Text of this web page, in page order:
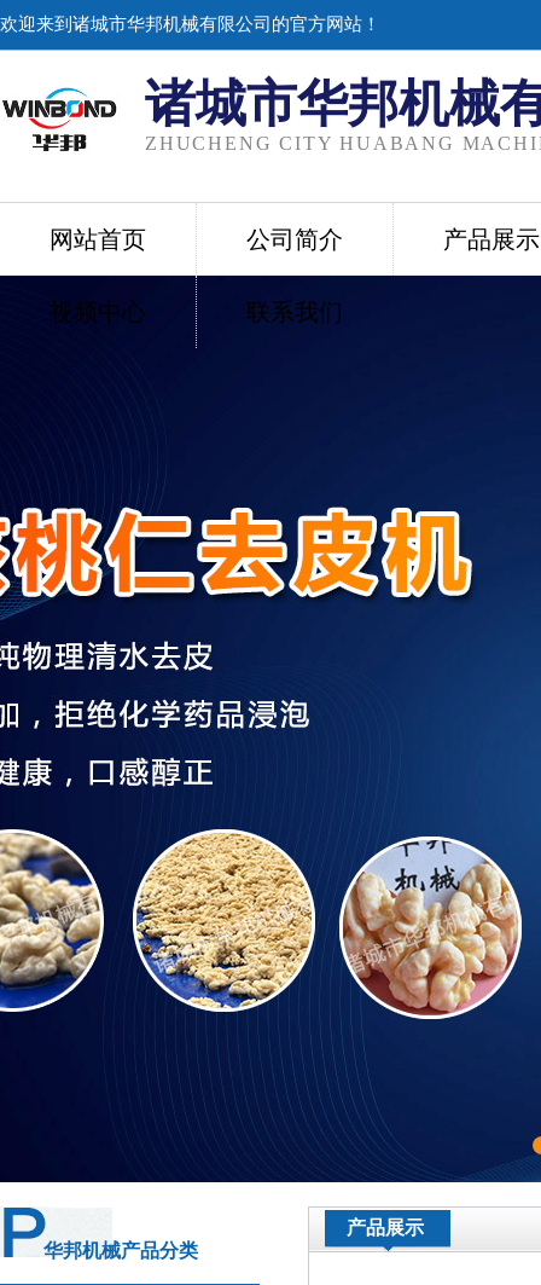
欢迎来到诸城市华邦机械有限公司的官方网站！
诸城市华邦机械
ZHUCHENG CITY HUABANG
网站首页 公司简介 产品展示
视频中心 联系我们
华邦机械产品分类
产品展示